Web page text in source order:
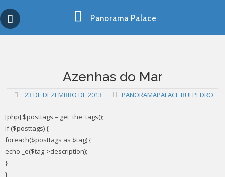
to
content
Panorama Palace
Azenhas do Mar
23 DE DEZEMBRO DE 2013 PANORAMAPALACE RUI PEDRO
[php] $posttags = get_the_tags();
if ($posttags) {
foreach($posttags as $tag) {
echo _e($tag->description);
}
}